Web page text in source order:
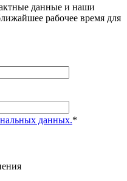
данные и наши
рабочее время для
данных.*